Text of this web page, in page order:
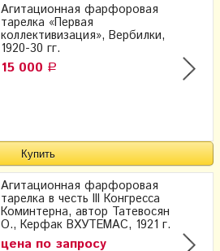
Агитационная фарфоровая
тарелка «Первая
коллективизация», Вербилки,
1920-30 гг.
15 000 Р
Агитационная фарфоровая
тарелка в честь III Конгресса
Коминтерна, автор Татевосян
О., Керфак ВХУТЕМАС, 1921 г.
цена по запросу